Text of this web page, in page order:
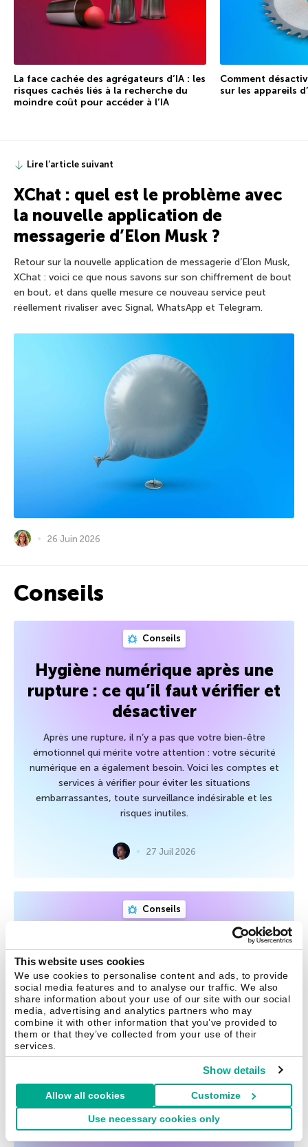
This website uses cookies
We use cookies to personalise content and ads, to provide
social media features and to analyse our traffic. We also
share information about your use of our site with our social
media, advertising and analytics partners who may
combine it with other information that you’ve provided to
them or that they’ve collected from your use of their
services.
Show details
Allow all cookies Customize
Use necessary cookies only
La face cachée des agrégateurs d’IA : les
risques cachés liés à la recherche du
moindre coût pour accéder à l’IA
Comment
sur les appareils
Lire l’article suivant
XChat : quel est le problème avec
la nouvelle application de
messagerie d’Elon Musk ?
Retour sur la nouvelle application de messagerie d’Elon Musk,
XChat : voici ce que nous savons sur son chiffrement de bout
en bout, et dans quelle mesure ce nouveau service peut
réellement rivaliser avec Signal, WhatsApp et Telegram.
26 Juin 2026
Conseils
Conseils
Hygiène numérique après une
rupture : ce qu’il faut vérifier et
désactiver
Après une rupture, il n’y a pas que votre bien-être
émotionnel qui mérite votre attention : votre sécurité
numérique en a également besoin. Voici les comptes et
services à vérifier pour éviter les situations
embarrassantes, toute surveillance indésirable et les
risques inutiles.
27 Juil 2026
Conseils
L’IA plus forte que le CAPTCHA ?
Affaire à suivre
Pendant plus de dix ans, les internautes ont dû examiner
attentivement des bouches d’incendie, des ponts et des
vélos flous… jusqu’à l’arrivée de l’IA. Quel est l’avenir du
CAPTCHA ?
Conseils